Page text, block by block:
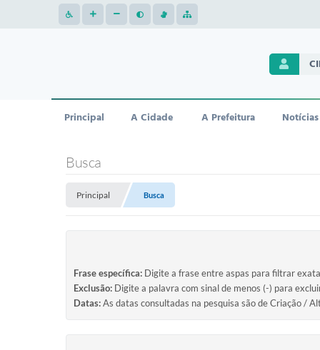
Principal A Cidade A Prefeitura Notícias
Busca
Principal Busca
Frase específica: Digite a frase entre aspas para filtrar
Exclusão: Digite a palavra com sinal de menos (-) para
Datas:As datas consultadas na pesquisa são de Criação /